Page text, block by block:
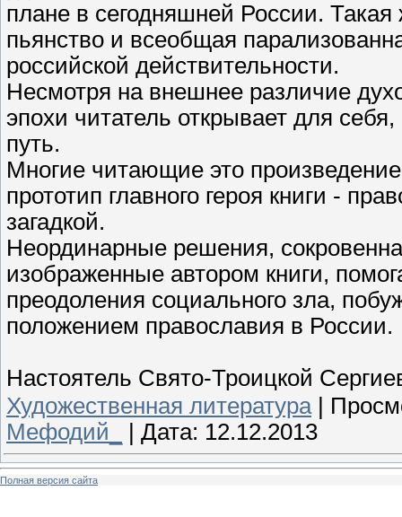
плане в сегодняшней России.
пьянство и всеобщая
российской действительности.
Несмотря на внешнее различие
эпохи читатель открывает для
путь.
Многие читающие это
прототип главного героя книги -
загадкой.
Неординарные решения,
изображенные автором книги,
преодоления социального зла,
положением православия в России.
Настоятель Свято-Троицкой
Художественная литература|
Мефодий_
Дата: 12.12.2013
Полная версия сайта